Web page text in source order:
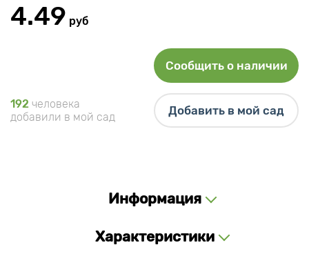
4.49 руб
Сообщить о наличии
192 человека
добавили в мой сад
Добавить в мой сад
Информация
Характеристики